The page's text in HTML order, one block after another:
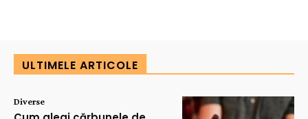
ULTIMELE ARTICOLE
Diverse